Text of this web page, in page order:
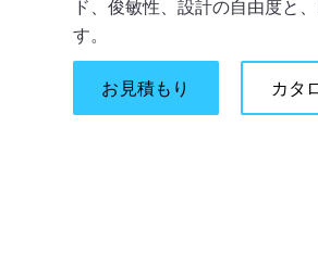
ド、俊敏性、設計の自由度と
す。
お見積もり カタ